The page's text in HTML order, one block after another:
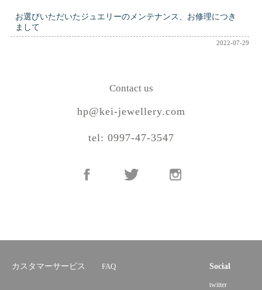
お選びいただいたジュエリーのメンテナンス、お修理につき
まして
2022-07-29
Contact us
hp@kei-jewellery.com
tel: 0997-47-3547
カスタマーサービス FAQ Social
twitter